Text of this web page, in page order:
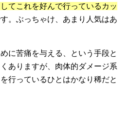
てこれを好んで行っているカッ
。ぶっちゃけ、あまり人気はあ
に苦痛を与える、という手段と
ありますが、肉体的ダメージ系
行っているひとはかなり稀だと